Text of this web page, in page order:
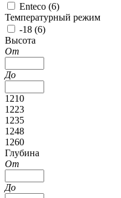
Enteco (6)
Температурный режим
-18 (6)
Высота
От
До
1210
1223
1235
1248
1260
Глубина
От
До